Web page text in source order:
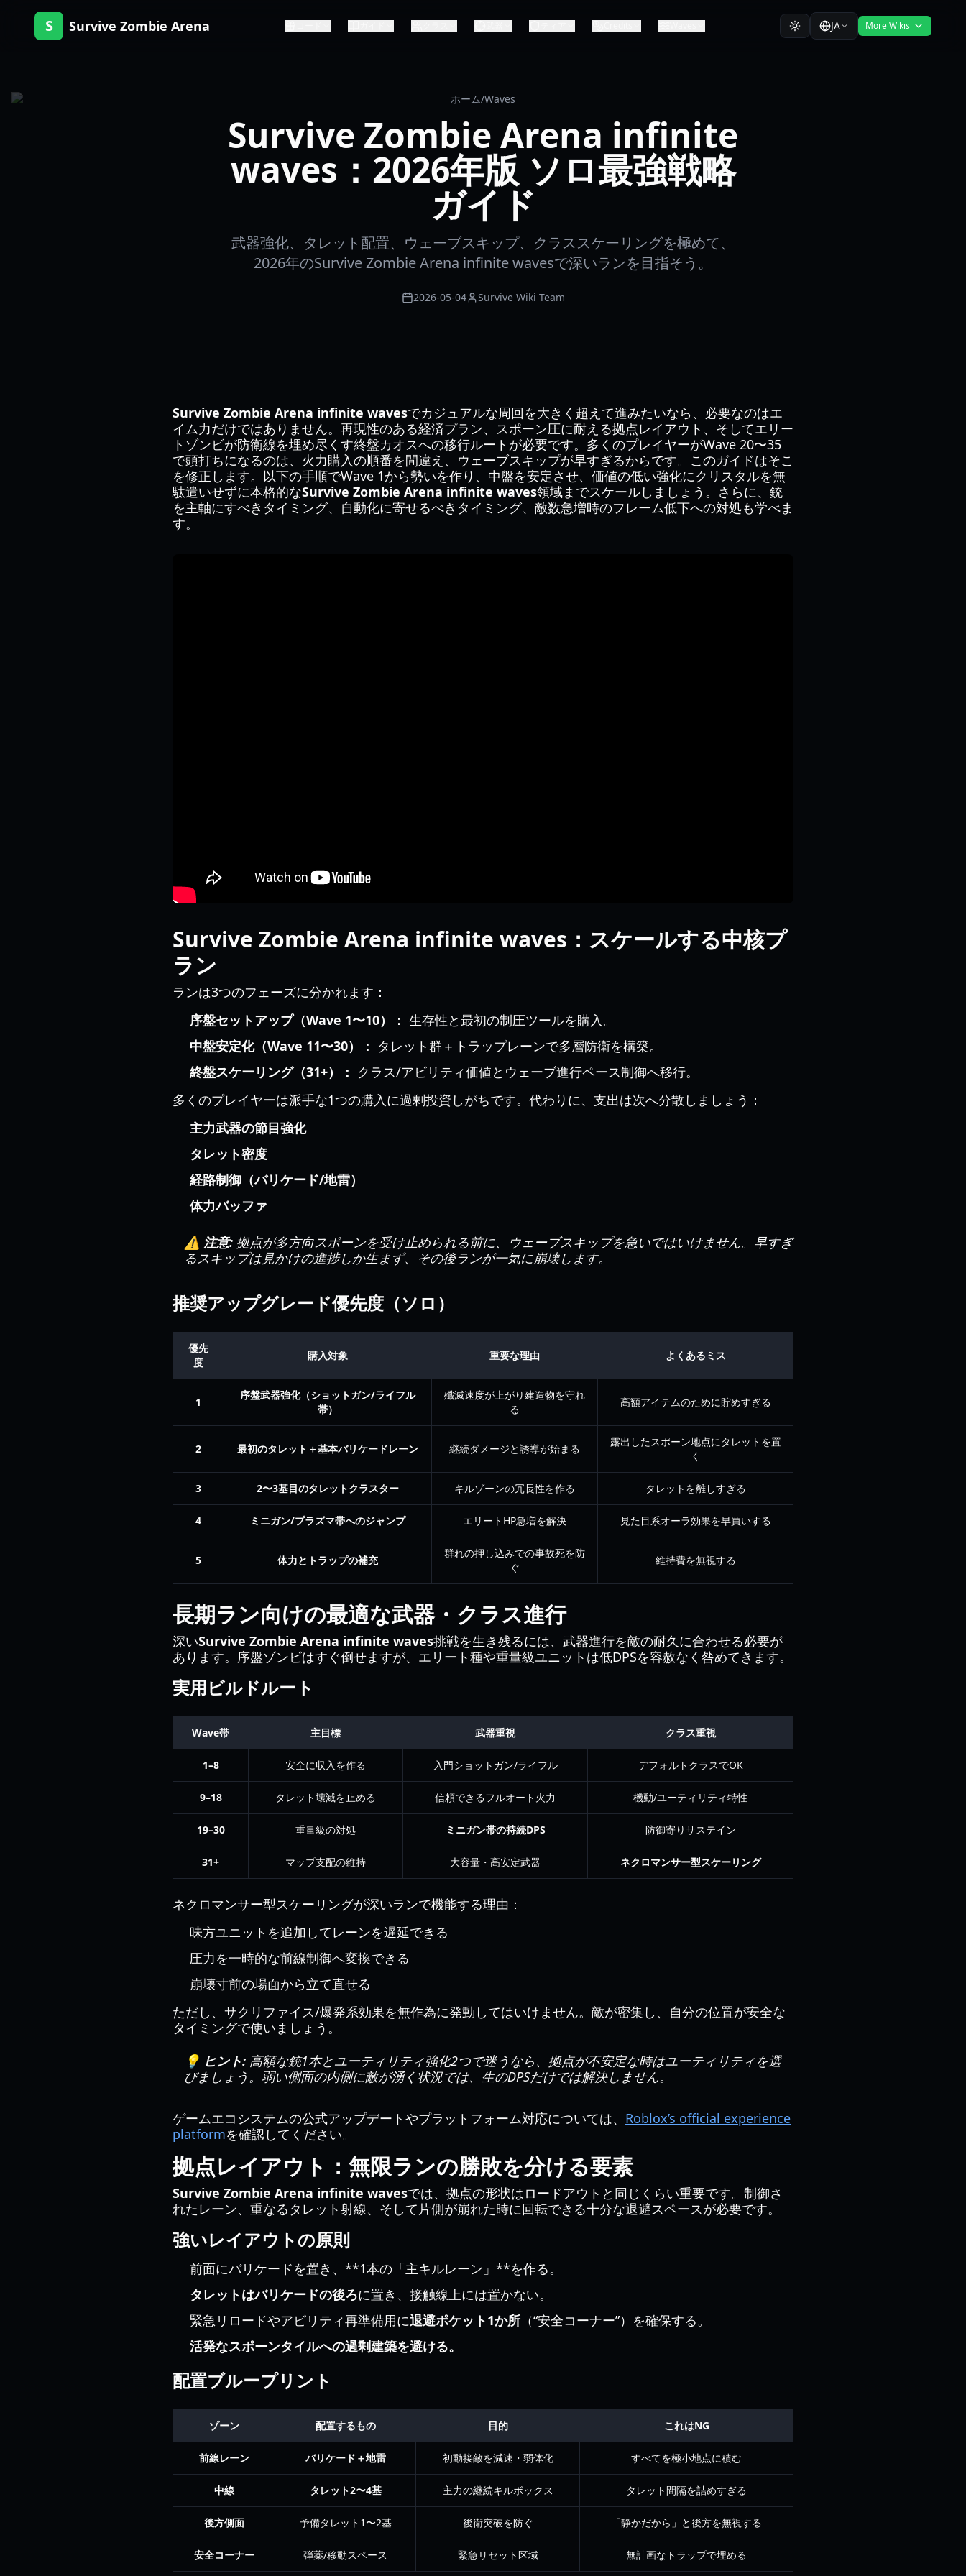
S Survive Zombie Arena JA More Wikis
ホーム/Waves
Survive Zombie Arena infinite
waves：2026年版 ソロ最強戦略
ガイド
武器強化、タレット配置、ウェーブスキップ、クラススケーリングを極めて、
2026年のSurvive Zombie Arena infinite wavesで深いランを目指そう。
2026-05-04 Survive Wiki Team
Survive Zombie Arena infinite wavesでカジュアルな周回を大きく超えて進みたいなら、必要なのはエ
イム力だけではありません。再現性のある経済プラン、スポーン圧に耐える拠点レイアウト、そしてエリー
トゾンビが防衛線を埋め尽くす終盤カオスへの移行ルートが必要です。多くのプレイヤーがWave 20〜35
で頭打ちになるのは、火力購入の順番を間違え、ウェーブスキップが早すぎるからです。このガイドはそこ
を修正します。以下の手順でWave 1から勢いを作り、中盤を安定させ、価値の低い強化にクリスタルを無
駄遣いせずに本格的なSurvive Zombie Arena infinite waves領域までスケールしましょう。さらに、銃
を主軸にすべきタイミング、自動化に寄せるべきタイミング、敵数急増時のフレーム低下への対処も学べま
す。
Survive Zombie Arena infinite waves：スケールする中核プ
ラン
ランは3つのフェーズに分かれます：
序盤セットアップ（Wave 1〜10）： 生存性と最初の制圧ツールを購入。
中盤安定化（Wave 11〜30）： タレット群＋トラップレーンで多層防衛を構築。
終盤スケーリング（31+）： クラス/アビリティ価値とウェーブ進行ペース制御へ移行。
多くのプレイヤーは派手な1つの購入に過剰投資しがちです。代わりに、支出は次へ分散しましょう：
主力武器の節目強化
タレット密度
経路制御（バリケード/地雷）
体力バッファ
⚠️ 注意: 拠点が多方向スポーンを受け止められる前に、ウェーブスキップを急いではいけません。早すぎ
るスキップは見かけの進捗しか生まず、その後ランが一気に崩壊します。
推奨アップグレード優先度（ソロ）
優先
度
購入対象 重要な理由 よくあるミス
1
序盤武器強化（ショットガン/ライフル
帯）
殲滅速度が上がり建造物を守れ
る
高額アイテムのために貯めすぎる
2 最初のタレット＋基本バリケードレーン 継続ダメージと誘導が始まる
露出したスポーン地点にタレットを置
く
3 2〜3基目のタレットクラスター キルゾーンの冗長性を作る タレットを離しすぎる
4 ミニガン/プラズマ帯へのジャンプ エリートHP急増を解決 見た目系オーラ効果を早買いする
5 体力とトラップの補充
群れの押し込みでの事故死を防
ぐ
維持費を無視する
長期ラン向けの最適な武器・クラス進行
深いSurvive Zombie Arena infinite waves挑戦を生き残るには、武器進行を敵の耐久に合わせる必要が
あります。序盤ゾンビはすぐ倒せますが、エリート種や重量級ユニットは低DPSを容赦なく咎めてきます。
実用ビルドルート
Wave帯 主目標 武器重視 クラス重視
1–8 安全に収入を作る 入門ショットガン/ライフル デフォルトクラスでOK
9–18 タレット壊滅を止める 信頼できるフルオート火力 機動/ユーティリティ特性
19–30 重量級の対処 ミニガン帯の持続DPS 防御寄りサステイン
31+ マップ支配の維持 大容量・高安定武器 ネクロマンサー型スケーリング
ネクロマンサー型スケーリングが深いランで機能する理由：
味方ユニットを追加してレーンを遅延できる
圧力を一時的な前線制御へ変換できる
崩壊寸前の場面から立て直せる
ただし、サクリファイス/爆発系効果を無作為に発動してはいけません。敵が密集し、自分の位置が安全な
タイミングで使いましょう。
💡 ヒント: 高額な銃1本とユーティリティ強化2つで迷うなら、拠点が不安定な時はユーティリティを選
びましょう。弱い側面の内側に敵が湧く状況では、生のDPSだけでは解決しません。
ゲームエコシステムの公式アップデートやプラットフォーム対応については、 Roblox’s official experience
platformを確認してください。
拠点レイアウト：無限ランの勝敗を分ける要素
Survive Zombie Arena infinite wavesでは、拠点の形状はロードアウトと同じくらい重要です。制御さ
れたレーン、重なるタレット射線、そして片側が崩れた時に回転できる十分な退避スペースが必要です。
強いレイアウトの原則
前面にバリケードを置き、**1本の「主キルレーン」**を作る。
タレットはバリケードの後ろに置き、接触線上には置かない。
緊急リロードやアビリティ再準備用に退避ポケット1か所 （“安全コーナー”）を確保する。
活発なスポーンタイルへの過剰建築を避ける。
配置ブループリント
ゾーン 配置するもの 目的 これはNG
前線レーン バリケード＋地雷 初動接敵を減速・弱体化 すべてを極小地点に積む
中線 タレット2〜4基 主力の継続キルボックス タレット間隔を詰めすぎる
後方側面 予備タレット1〜2基 後衛突破を防ぐ 「静かだから」と後方を無視する
安全コーナー 弾薬/移動スペース 緊急リセット区域 無計画なトラップで埋める